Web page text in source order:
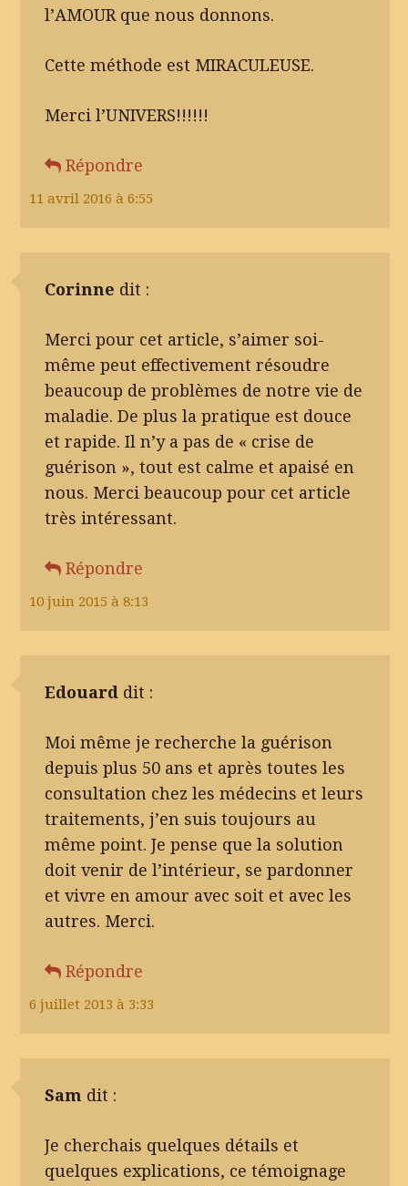
11 avril 2016 à 6:55
l’AMOUR que nous donnons.
Cette méthode est MIRACULEUSE.
Merci l’UNIVERS!!!!!!
Répondre
Corinne dit :
10 juin 2015 à 8:13
Merci pour cet article, s’aimer soi-
même peut effectivement résoudre
beaucoup de problèmes de notre vie de
maladie. De plus la pratique est douce
et rapide. Il n’y a pas de « crise de
guérison », tout est calme et apaisé en
nous. Merci beaucoup pour cet article
très intéressant.
Répondre
Edouard dit :
6 juillet 2013 à 3:33
Moi même je recherche la guérison
depuis plus 50 ans et après toutes les
consultation chez les médecins et leurs
traitements, j’en suis toujours au
même point. Je pense que la solution
doit venir de l’intérieur, se pardonner
et vivre en amour avec soit et avec les
autres. Merci.
Répondre
Sam dit :
Je cherchais quelques détails et
quelques explications, ce témoignage